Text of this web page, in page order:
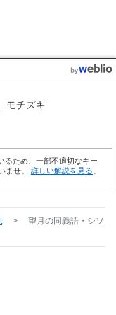
モチズキ
るため、一部不適切なキー
ませ。 詳しい解説を見る。
> 望月 の同義語・シソ